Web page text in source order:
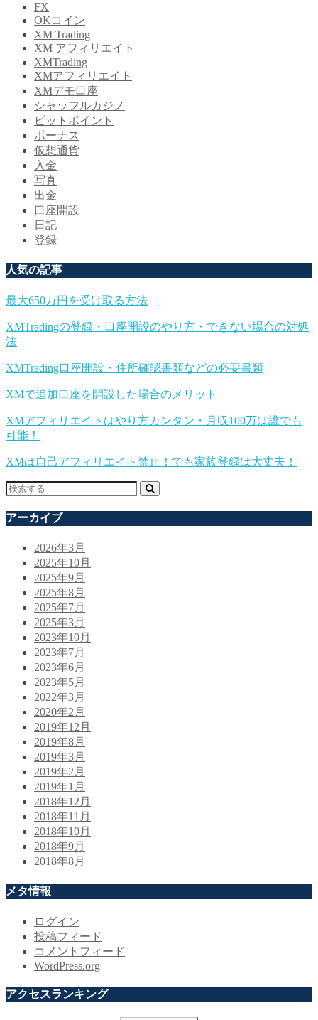
FX
OKコイン
XM Trading
XM アフィリエイト
XMTrading
XMアフィリエイト
XMデモ口座
シャッフルカジノ
ビットポイント
ボーナス
仮想通貨
入金
写真
出金
口座開設
日記
登録
人気の記事
最大650万円を受け取る方法
XMTradingの登録・口座開設のやり方・できない場合の対処
法
XMTrading口座開設・住所確認書類などの必要書類
XMで追加口座を開設した場合のメリット
XMアフィリエイトはやり方カンタン・月収100万は誰でも
可能！
XMは自己アフィリエイト禁止！でも家族登録は大丈夫！
アーカイブ
2026年3月
2025年10月
2025年9月
2025年8月
2025年7月
2025年3月
2023年10月
2023年7月
2023年6月
2023年5月
2022年3月
2020年2月
2019年12月
2019年8月
2019年3月
2019年2月
2019年1月
2018年12月
2018年11月
2018年10月
2018年9月
2018年8月
メタ情報
ログイン
投稿フィード
コメントフィード
WordPress.org
アクセスランキング